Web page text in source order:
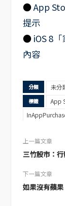
●App
提示
● iOS 8
內容
分類 未分
標籤 App
上一篇文章
三竹股市：
下一篇文章
如果沒有蘋